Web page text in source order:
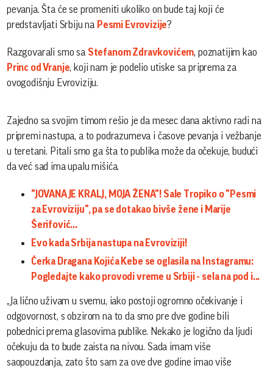
pevanja. Šta će se promeniti ukoliko on bude taj koji će
predstavljati Srbiju na Pesmi Evrovizije?
Razgovarali smo sa Stefanom Zdravkovićem, poznatijim kao
Princ od Vranje, koji nam je podelio utiske sa priprema za
ovogodišnju Evroviziju.
Zajedno sa svojim timom rešio je da mesec dana aktivno radi na
pripremi nastupa, a to podrazumeva i časove pevanja i vežbanje
u teretani. Pitali smo ga šta to publika može da očekuje, budući
da već sad ima upalu mišića.
"JOVANA JE KRALJ, MOJA ŽENA"! Sale Tropiko o "Pesmi
za Evroviziju", pa se dotakao bivše žene i Marije
Šerifović...
Evo kada Srbija nastupa na Evroviziji!
Ćerka Dragana Kojića Kebe se oglasila na Instagramu:
Pogledajte kako provodi vreme u Srbiji - sela na pod i...
„Ja lično uživam u svemu, iako postoji ogromno očekivanje i
odgovornost, s obzirom na to da smo pre dve godine bili
pobednici prema glasovima publike. Nekako je logično da ljudi
očekuju da to bude zaista na nivou. Sada imam više
saopouzdanja, zato što sam za ove dve godine imao više